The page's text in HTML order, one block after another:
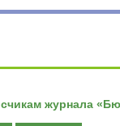
журнала